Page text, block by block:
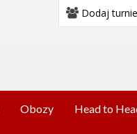
Dodaj
Obozy Head to